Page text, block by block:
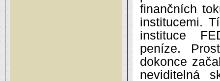
finančních
institucemi.
instituce
peníze.
dokonce
neviditelná